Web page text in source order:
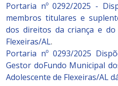
Portaria nº 0292/2025 -
membros titulares e
dos direitos da criança e do
Flexeiras/AL.
Portaria nº 0293/2025
Gestor doFundo Municipal
Adolescente de Flexeiras/AL